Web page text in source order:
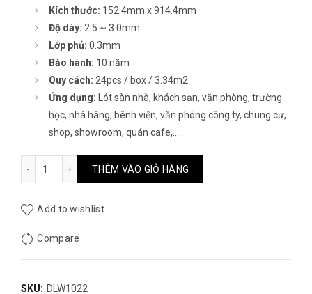
250.000₫.là:
Kích thước: 152.4mm x 914.4mm
Độ dày: 2.5 ~ 3.0mm
Lớp phủ: 0.3mm
Bảo hành: 10 năm
Quy cách: 24pcs / box / 3.34m2
Ứng dụng: Lót sàn nhà, khách sạn, văn phòng, trường
học, nhà hàng, bênh viện, văn phòng công ty, chung cư,
shop, showroom, quán cafe,….
Sàn nhựa giả gỗ Deluxe Tile DLW1022 số lượng
THÊM VÀO GIỎ HÀNG
Add to wishlist
Compare
SKU: DLW1022